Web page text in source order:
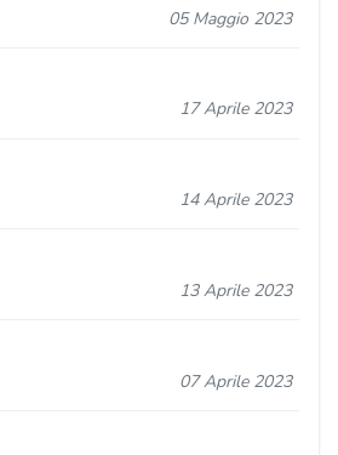
05 Maggio 2023
17 Aprile 2023
14 Aprile 2023
13 Aprile 2023
07 Aprile 2023